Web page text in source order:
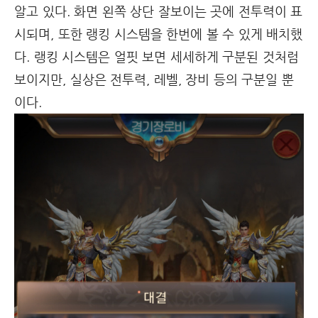
알고 있다. 화면 왼쪽 상단 잘보이는 곳에 전투력이 표
시되며, 또한 랭킹 시스템을 한번에 볼 수 있게 배치했
다. 랭킹 시스템은 얼핏 보면 세세하게 구분된 것처럼
보이지만, 실상은 전투력, 레벨, 장비 등의 구분일 뿐
이다.